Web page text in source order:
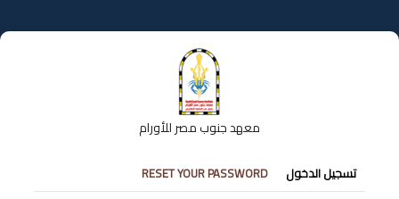
إلى
المحتوى
معهد جنوب مصر للأورام
التبويبات
تسجيل الدخول RESET YOUR PASSWORD